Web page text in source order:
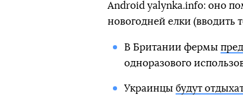
Android yalynka.info: оно
новогодней елки (вводить
В Британии фермы
одноразового
Украинцы будут